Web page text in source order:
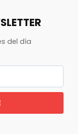
del día